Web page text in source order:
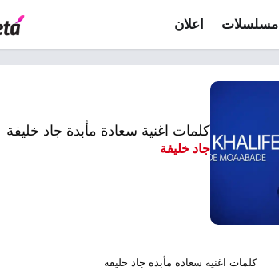
مسلسلات اعلان
كلمات اغنية سعادة مأبدة جاد خليفة
جاد خليفة
كلمات اغنية سعادة مأبدة جاد خليفة